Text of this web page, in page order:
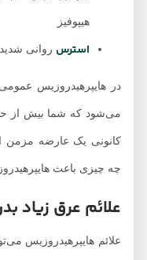
هیپوفیز
استرسروانی شدید
در هایپرهیدروزیس عمومی،
می‌شود که شما بیش از حد
کانونی یک عارضه مزمن است
چه چیزی باعث
علائم عرق زیاد بدن
علائم هایپرهیدروزیس